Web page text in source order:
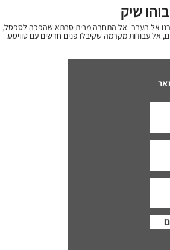
שיק
אל העבר- אל התחרה מבית סבתא שהפכה
אל עבודות מקרמה שקיבלו פנים חדשים עם טוויסט.
מוכרות וידועות וניערנו אותן... השתמשנו בחומרים לא
בעבודת יד. יש לנו המון כבוד להיסטוריה ומסורת. לדעתנו, עיצוב טוב
בטכנולוגיות עכשוויות ומתרגם את הצורניות
רומנטיים. מאמינים באהבת אמת נצחית. רואים את זה
בעיצובים שלנו, לא? את הסירטון המקסים הזה צילם המוכשר עומרי